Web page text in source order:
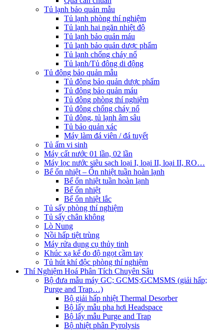
Tủ lạnh bảo quản mẫu
Tủ lạnh phòng thí nghiệm
Tủ lạnh hai ngăn nhiệt độ
Tủ lạnh bảo quản máu
Tủ lạnh bảo quản dược phẩm
Tủ lạnh chống cháy nổ
Tủ lạnh/Tủ đông di động
Tủ đông bảo quản mẫu
Tủ đông bảo quản dược phẩm
Tủ đông bảo quản máu
Tủ đông phòng thí nghiệm
Tủ đông chống cháy nổ
Tủ đông, tủ lạnh âm sâu
Tủ bảo quản xác
Máy làm đá viên / đá tuyết
Tủ ấm vi sinh
Máy cất nước 01 lần, 02 lần
Máy lọc nước siêu sạch loại I, loại II, loại II, RO…
Bể ổn nhiệt – Ổn nhiệt tuần hoàn lạnh
Bể ổn nhiệt tuần hoàn lạnh
Bể ổn nhiệt
Bể ổn nhiệt lắc
Tủ sấy phòng thí nghiệm
Tủ sấy chân không
Lò Nung
Nồi hấp tiệt trùng
Máy rửa dụng cụ thủy tinh
Khúc xạ kế đo độ ngọt cầm tay
Tủ hút khí độc phòng thí nghiệm
Thí Nghiệm Hoá Phân Tích Chuyên Sâu
Bộ đưa mẫu máy GC; GCMS;GCMSMS (giải hấp;
Purge and Trap…)
Bộ giải hấp nhiệt Thermal Desorber
Bộ lấy mẫu pha hơi Headspace
Bộ lấy mẫu Purge and Trap
Bộ nhiệt phân Pyrolysis